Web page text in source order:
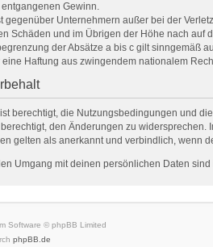
Gewinn.
gegenüber Unternehmern außer bei der
Schäden und im Übrigen der Höhe nach auf
der Absätze a bis c gilt sinngemäß
eine Haftung aus zwingendem nationalem
berechtigt, die Nutzungsbedingungen und
berechtigt, den Änderungen zu
gelten als anerkannt und verbindlich, wenn
Umgang mit deinen persönlichen Daten
Software © phpBB Limited
phpBB.de